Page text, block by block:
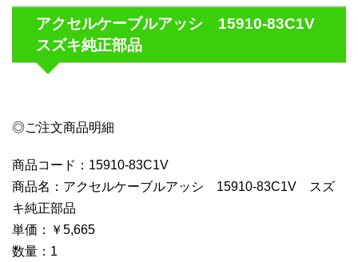
アクセルケーブルアッシ 15910-83C1V
スズキ純正部品
◎ご注文商品明細
商品コード：15910-83C1V
商品名：アクセルケーブルアッシ 15910-83C1V スズ
キ純正部品
単価：￥5,665
数量：1